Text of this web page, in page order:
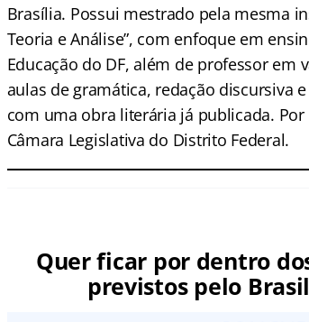
Brasília. Possui mestrado pela mesma
Teoria e Análise”, com enfoque em
Educação do DF, além de professor
aulas de gramática, redação discursiva
com uma obra literária já publicada.
Câmara Legislativa do Distrito Federal.
Quer ficar por dentro
previstos pelo